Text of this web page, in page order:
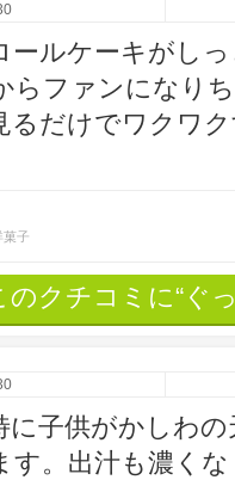
ールケーキがし
らファンになり
るだけでワクワ
菓子
のクチコミに“ぐ
に子供がかしわ
す。出汁も濃く